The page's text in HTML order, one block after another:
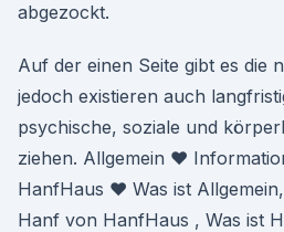
abgezockt.
Auf der einen Seite gibt es die
jedoch existieren auch
psychische, soziale und
ziehen. Allgemein ♥
HanfHaus ♥ Was ist
Hanf von HanfHaus , Was ist